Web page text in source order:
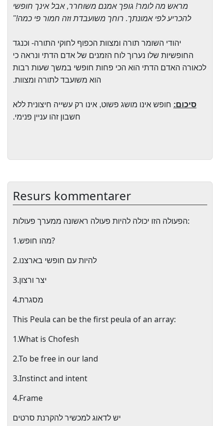
מראש מה לומר! גופך אמנם משוחרר, אבל אינך חופשי
להכריע לפי אמונתך. רוחך משועבדת וזה חמור פי כמה!"
יהודי השומר תורה ומצוות הכפוף לחוקי התורה- וכנגד
החופשיות שלו נערוך לוח הזמנים של אדם הדתי ונראה כי
לכאורה האדם הדתי הוא הכי פחות חופשי במשך שעות רבות
הוא משועבד לתורה ומצוות.
סיכום: חופש אינו מושג פשוט, אינו רק עשייה חיצונית ללא
חשבון זהו עניין פנימי.
Resurs kommentarer
הפעולה הזו יכולה להיות פעולה ראשונה ממערך פעולות:
1.מהו חופש?
2.להיות עם חופשי בארצנו
3.יצר ורצון
4.מסגרת
This Peula can be the first peula of an array:
1.What is Chofesh
2.To be free in our land
3.Instinct and intent
4.Frame
יש לדאוג למכשיר להקרנת סרטים